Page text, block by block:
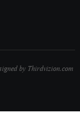
by Thirdvizion.com